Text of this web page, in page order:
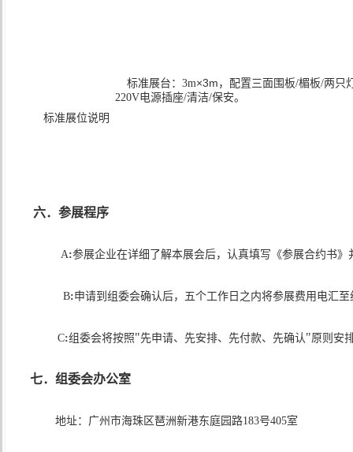
标准展位说明
标准展台： 3m×3m ，配置三面围板/楣板/两只
220V电源插座/清洁/保安。
六．参展程序
A:参展企业在详细了解本展会后，认真填写《参展合约书
B:申请到组委会确认后，五个工作日之内将参展费用电汇
C:组委会将按照"先申请、先安排、先付款、先确认"原则安
七．组委会办公室
地址：广州市海珠区琶洲新港东庭园路183号405室